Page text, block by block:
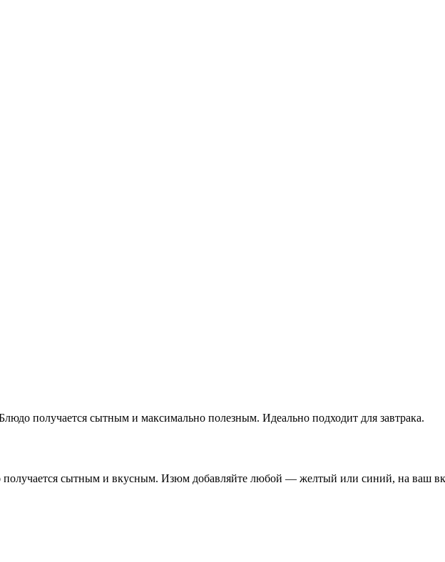
получается сытным и максимально полезным. Идеально подходит для завтрака.
сытным и вкусным. Изюм добавляйте любой — желтый или синий, на ваш